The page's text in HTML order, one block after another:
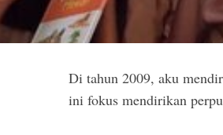
Di tahun 2009, aku
ini fokus mendirikan